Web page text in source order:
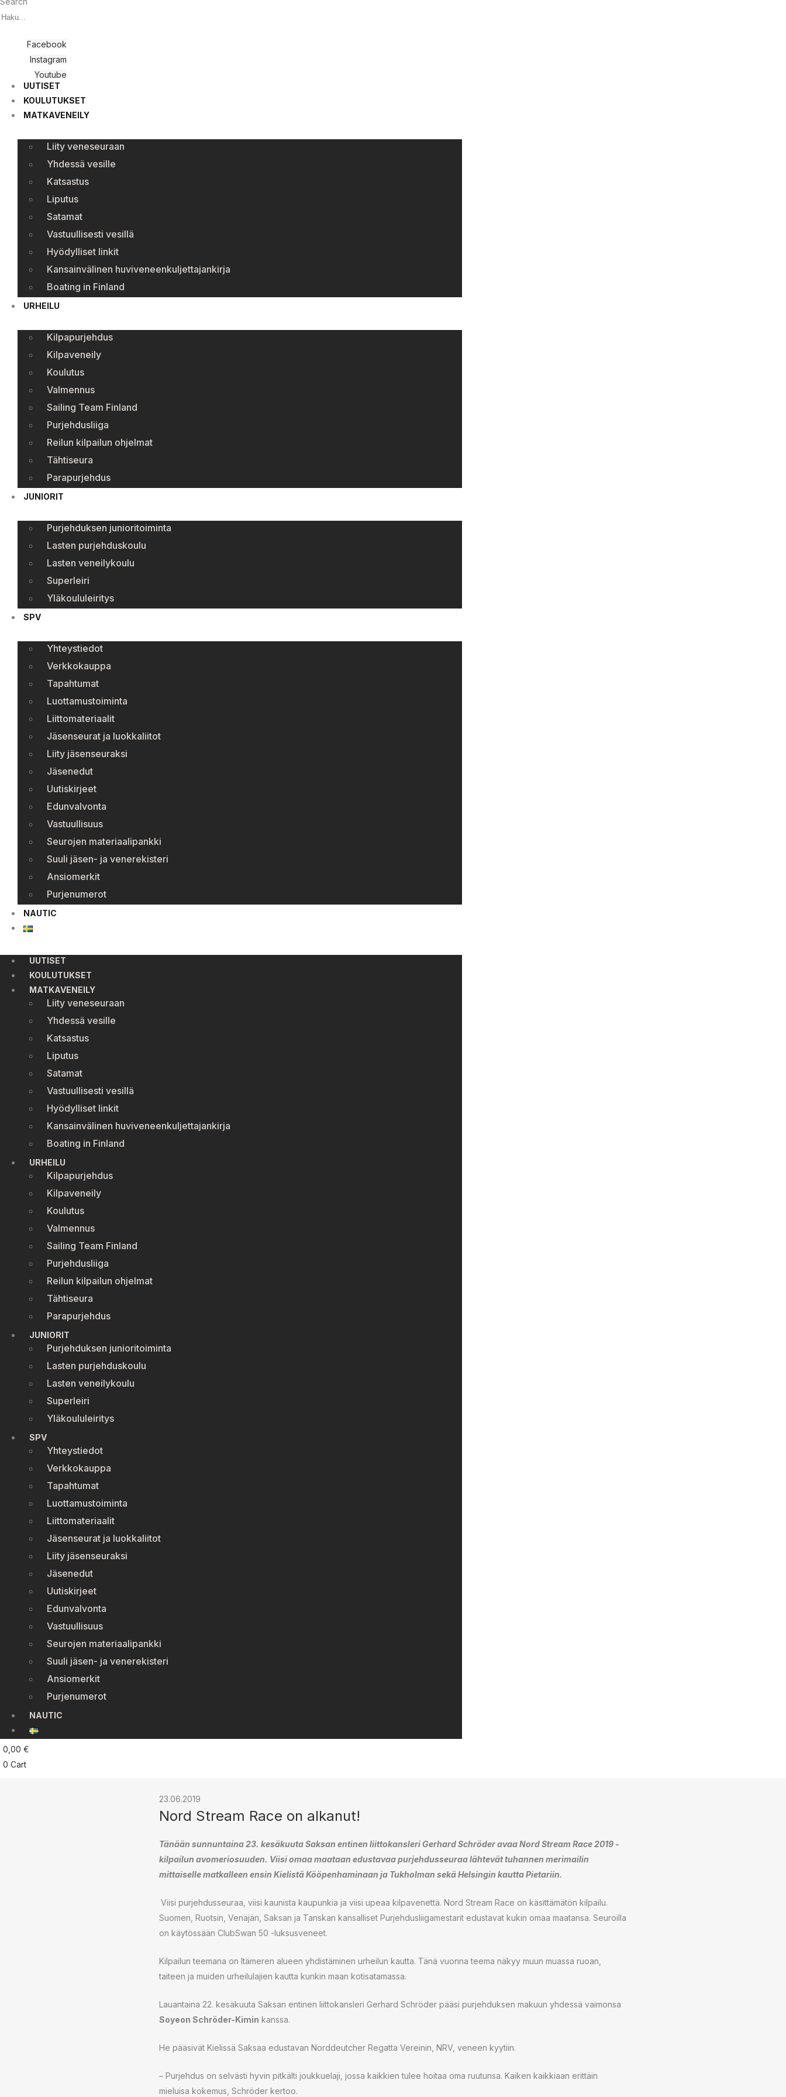
Facebook
Instagram
Youtube
UUTISET
KOULUTUKSET
MATKAVENEILY
Liity veneseuraan
Yhdessä vesille
Katsastus
Liputus
Satamat
Vastuullisesti vesillä
Hyödylliset linkit
Kansainvälinen huviveneenkuljettajankirja
Boating in Finland
URHEILU
Kilpapurjehdus
Kilpaveneily
Koulutus
Valmennus
Sailing Team Finland
Purjehdusliiga
Reilun kilpailun ohjelmat
Tähtiseura
Parapurjehdus
JUNIORIT
Purjehduksen junioritoiminta
Lasten purjehduskoulu
Lasten veneilykoulu
Superleiri
Yläkoululeiritys
SPV
Yhteystiedot
Verkkokauppa
Tapahtumat
Luottamustoiminta
Liittomateriaalit
Jäsenseurat ja luokkaliitot
Liity jäsenseuraksi
Jäsenedut
Uutiskirjeet
Edunvalvonta
Vastuullisuus
Seurojen materiaalipankki
Suuli jäsen- ja venerekisteri
Ansiomerkit
Purjenumerot
NAUTIC
UUTISET
KOULUTUKSET
MATKAVENEILY
Liity veneseuraan
Yhdessä vesille
Katsastus
Liputus
Satamat
Vastuullisesti vesillä
Hyödylliset linkit
Kansainvälinen huviveneenkuljettajankirja
Boating in Finland
URHEILU
Kilpapurjehdus
Kilpaveneily
Koulutus
Valmennus
Sailing Team Finland
Purjehdusliiga
Reilun kilpailun ohjelmat
Tähtiseura
Parapurjehdus
JUNIORIT
Purjehduksen junioritoiminta
Lasten purjehduskoulu
Lasten veneilykoulu
Superleiri
Yläkoululeiritys
SPV
Yhteystiedot
Verkkokauppa
Tapahtumat
Luottamustoiminta
Liittomateriaalit
Jäsenseurat ja luokkaliitot
Liity jäsenseuraksi
Jäsenedut
Uutiskirjeet
Edunvalvonta
Vastuullisuus
Seurojen materiaalipankki
Suuli jäsen- ja venerekisteri
Ansiomerkit
Purjenumerot
NAUTIC
0,00 €
0 Cart
23.06.2019
Nord Stream Race on alkanut!
Tänään sunnuntaina 23. kesäkuuta Saksan entinen liittokansleri Gerhard Schröder avaa Nord Stream Race 2019 -
kilpailun avomeriosuuden. Viisi omaa maataan edustavaa purjehdusseuraa lähtevät tuhannen merimailin
mittaiselle matkalleen ensin Kielistä Kööpenhaminaan ja Tukholman sekä Helsingin kautta Pietariin.
Viisi purjehdusseuraa, viisi kaunista kaupunkia ja viisi upeaa kilpavenettä. Nord Stream Race on käsittämätön kilpailu.
Suomen, Ruotsin, Venäjän, Saksan ja Tanskan kansalliset Purjehdusliigamestarit edustavat kukin omaa maatansa. Seuroilla
on käytössään ClubSwan 50 -luksusveneet.
Kilpailun teemana on Itämeren alueen yhdistäminen urheilun kautta. Tänä vuonna teema näkyy muun muassa ruoan,
taiteen ja muiden urheilulajien kautta kunkin maan kotisatamassa.
Lauantaina 22. kesäkuuta Saksan entinen liittokansleri Gerhard Schröder pääsi purjehduksen makuun yhdessä vaimonsa
Soyeon Schröder-Kimin kanssa.
He pääsivät Kielissä Saksaa edustavan Norddeutcher Regatta Vereinin, NRV, veneen kyytiin.
– Purjehdus on selvästi hyvin pitkälti joukkuelaji, jossa kaikkien tulee hoitaa oma ruutunsa. Kaiken kaikkiaan erittäin
mieluisa kokemus, Schröder kertoo.